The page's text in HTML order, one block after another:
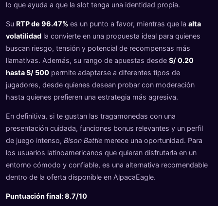
lo que ayuda a que la slot tenga una identidad propia.
Su RTP de 96.47% es un punto a favor, mientras que la alta
volatilidad la convierte en una propuesta ideal para quienes
buscan riesgo, tensión y potencial de recompensas más
llamativas. Además, su rango de apuestas desde S/ 0.20
hasta S/ 500 permite adaptarse a diferentes tipos de
jugadores, desde quienes desean probar con moderación
hasta quienes prefieren una estrategia más agresiva.
En definitiva, si te gustan las tragamonedas con una
presentación cuidada, funciones bonus relevantes y un perfil
de juego intenso, Bison Battle merece una oportunidad. Para
los usuarios latinoamericanos que quieran disfrutarla en un
entorno cómodo y confiable, es una alternativa recomendable
dentro de la oferta disponible en AlpacaEagle.
Puntuación final: 8.7/10